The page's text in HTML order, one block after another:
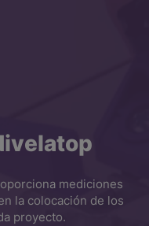
mediciones
la colocación de los
proyecto.